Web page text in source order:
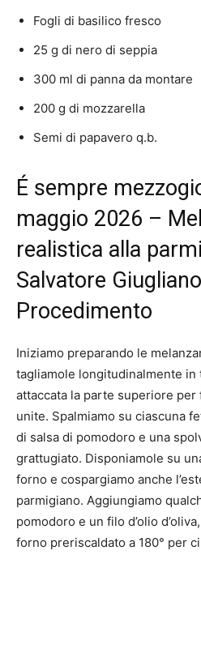
Fogli di basilico fresco
25 g di nero di seppia
300 ml di panna da montare
200 g di mozzarella
Semi di papavero q.b.
É sempre
maggio 2026 –
realistica alla
Salvatore
Procedimento
Iniziamo preparando le
tagliamole longitudinalmente
attaccata la parte superiore
unite. Spalmiamo su ciascuna
di salsa di pomodoro e una
grattugiato. Disponiamole su
forno e cospargiamo anche
parmigiano. Aggiungiamo
pomodoro e un filo d’olio
forno preriscaldato a 180° per